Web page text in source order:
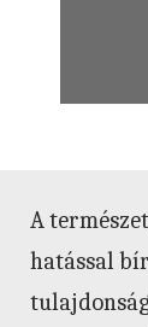
A
hatással